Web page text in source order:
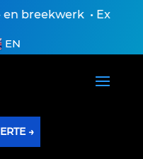
•
EN
→